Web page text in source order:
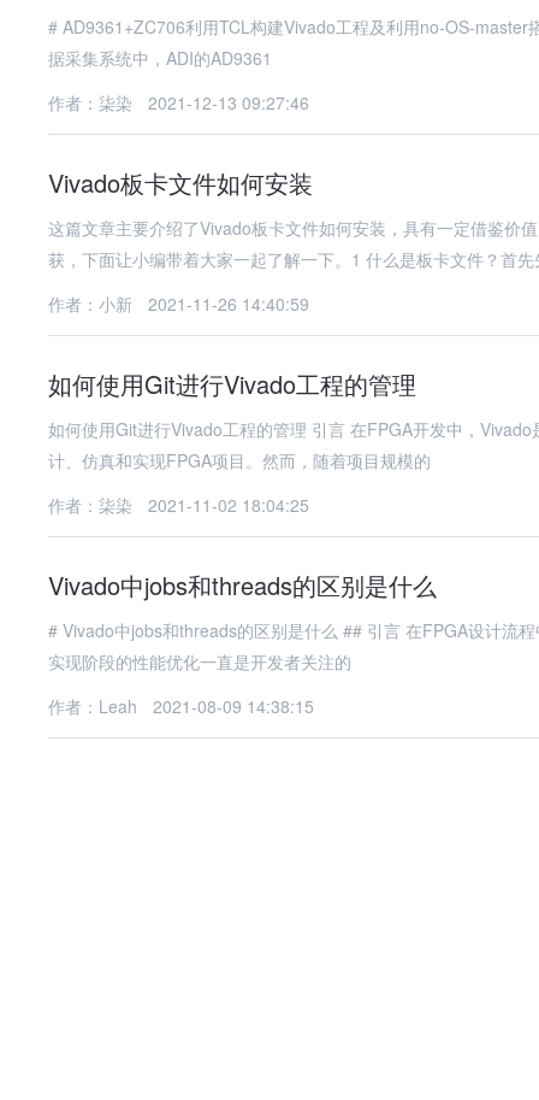
# AD9361+ZC706利用TCL构建Vivado工程及利用no-OS-master搭建SDK工程的示例分析 ## 1.
据采集系统中，ADI的AD9361
作者：柒染
2021-12-13 09:27:46
Vivado板卡文件如何安装
这篇文章主要介绍了Vivado板卡文件如何安装，具有一定借鉴价
获，下面让小编带着大家一起了解一下。1 什么是板卡文件？首
作者：小新
2021-11-26 14:40:59
如何使用Git进行Vivado工程的管理
如何使用Git进行Vivado工程的管理 引言 在FPGA开发中，Vivado是Xilinx公司提供的一款强大的集成开发环境（IDE），广泛应用于设
计、仿真和实现FPGA项目。然而，随着项目规模的
作者：柒染
2021-11-02 18:04:25
Vivado中jobs和threads的区别是什么
# Vivado中jobs和threads的区别是什么 ## 引言 在FPGA设计流程中，Vivado作为Xilinx（现属AMD）推出的主流开发工具，其综合与
实现阶段的性能优化一直是开发者关注的
作者：Leah
2021-08-09 14:38:15